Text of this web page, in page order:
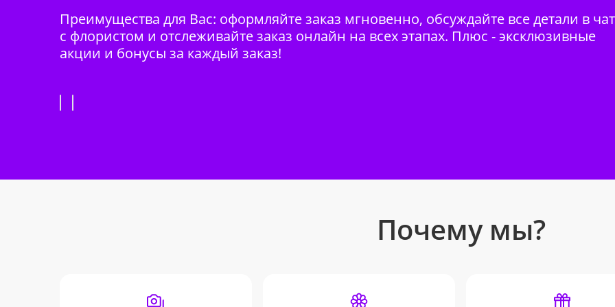
Преимущества для Вас: оформляйте заказ мгновенно, обсуждайте все детали в
с флористом и отслеживайте заказ онлайн на всех этапах. Плюс - эксклюзивные
акции и бонусы за каждый заказ!
Почему мы?